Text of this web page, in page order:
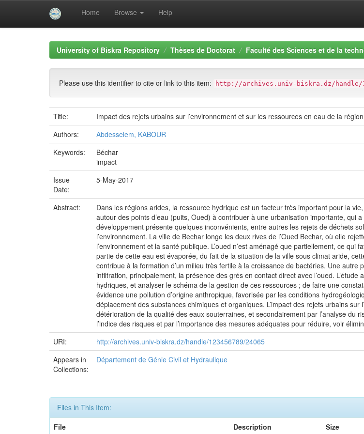
Home Browse Help
University of Biskra Repository Thèses de Doctorat Faculté des Sciences et de la
Please use this identifier to cite or link to this item: http://archives.univ-biskra.dz/handle/
Title:
Impact des rejets urbains sur l’environnement et sur les ressources en eau de la
Authors:
Abdesselem, KABOUR
Keywords:
Béchar
impact
Issue
Date:
5-May-2017
Abstract:
Dans les régions arides, la ressource hydrique est un facteur très important pour la
autour des points d’eau (puits, Oued) à contribuer à une urbanisation importante,
développement présente quelques inconvénients, entre autres les rejets de déchets
l’environnement. La ville de Bechar longe les deux rives de l’Oued Bechar, où elle
l’environnement et la santé publique. L’oued n’est aménagé que partiellement, ce
partie de cette eau est évaporée, du fait de la situation de la ville sous climat aride,
contribue à la formation d’un milieu très fertile à la croissance de bactéries. Une
infiltration, principalement, la présence des grés en contact direct avec l’oued.
hydriques, et analyser le schéma de la gestion de ces ressources ; de faire une
évidence une pollution d’origine anthropique, favorisée par les conditions
déplacement des substances chimiques et organiques. L’impact des rejets urbains
détérioration de la qualité des eaux souterraines, et secondairement par l’analyse du
l’indice des risques et par l’importance des mesures adéquates pour réduire, voir
URI:
http://archives.univ-biskra.dz/handle/123456789/24065
Appears in
Collections:
Département de Génie Civil et Hydraulique
Files in This Item:
File
Description Size